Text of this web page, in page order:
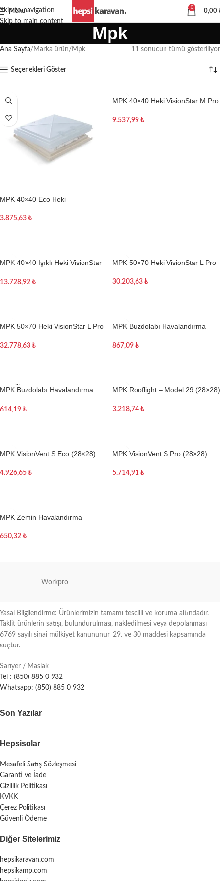
Skip to navigation
Skip to main content
Menü
0
0,00
Mpk
Ana Sayfa Marka ürün Mpk 11 sonucun tümü gösteriliyor
Seçenekleri Göster
MPK 40×40 Eco Heki
3.875,63 ₺
MPK 40×40 Heki VisionStar M Pro
9.537,99 ₺
MPK 40×40 Işıklı Heki VisionStar
13.728,92 ₺
MPK 50×70 Heki VisionStar L Pro
30.203,63 ₺
MPK 50×70 Heki VisionStar L Pro
32.778,63 ₺
MPK Buzdolabı Havalandırma
867,09 ₺
TÜKEN
DI
MPK Buzdolabı Havalandırma
614,19 ₺
MPK Rooflight – Model 29 (28×28)
3.218,74 ₺
MPK VisionVent S Eco (28×28)
4.926,65 ₺
MPK VisionVent S Pro (28×28)
5.714,91 ₺
MPK Zemin Havalandırma
650,32 ₺
Workpro
Yasal Bilgilendirme: Ürünlerimizin tamamı tescilli ve koruma altındadır.
Taklit ürünlerin satışı, bulundurulması, nakledilmesi veya depolanması
6769 sayılı sinai mülkiyet kanununun 29. ve 30 maddesi kapsamında
suçtur.
Sarıyer / Maslak
Tel : (850) 885 0 932
Whatsapp: (850) 885 0 932
Son Yazılar
Hepsisolar
Mesafeli Satış Sözleşmesi
Garanti ve İade
Gizlilik Politikası
KVKK
Çerez Politikası
Güvenli Ödeme
Diğer Sitelerimiz
hepsikaravan.com
hepsikamp.com